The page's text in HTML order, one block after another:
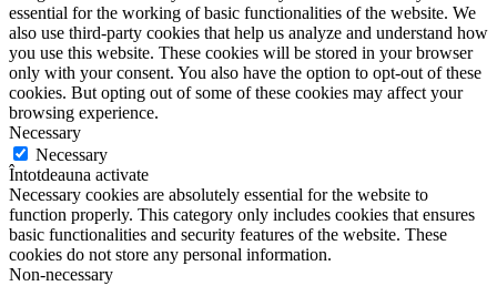
essential for the working of basic functionalities of the website. We
also use third-party cookies that help us analyze and understand how
you use this website. These cookies will be stored in your browser
only with your consent. You also have the option to opt-out of these
cookies. But opting out of some of these cookies may affect your
browsing experience.
Necessary
Necessary
Întotdeauna activate
Necessary cookies are absolutely essential for the website to
function properly. This category only includes cookies that ensures
basic functionalities and security features of the website. These
cookies do not store any personal information.
Non-necessary